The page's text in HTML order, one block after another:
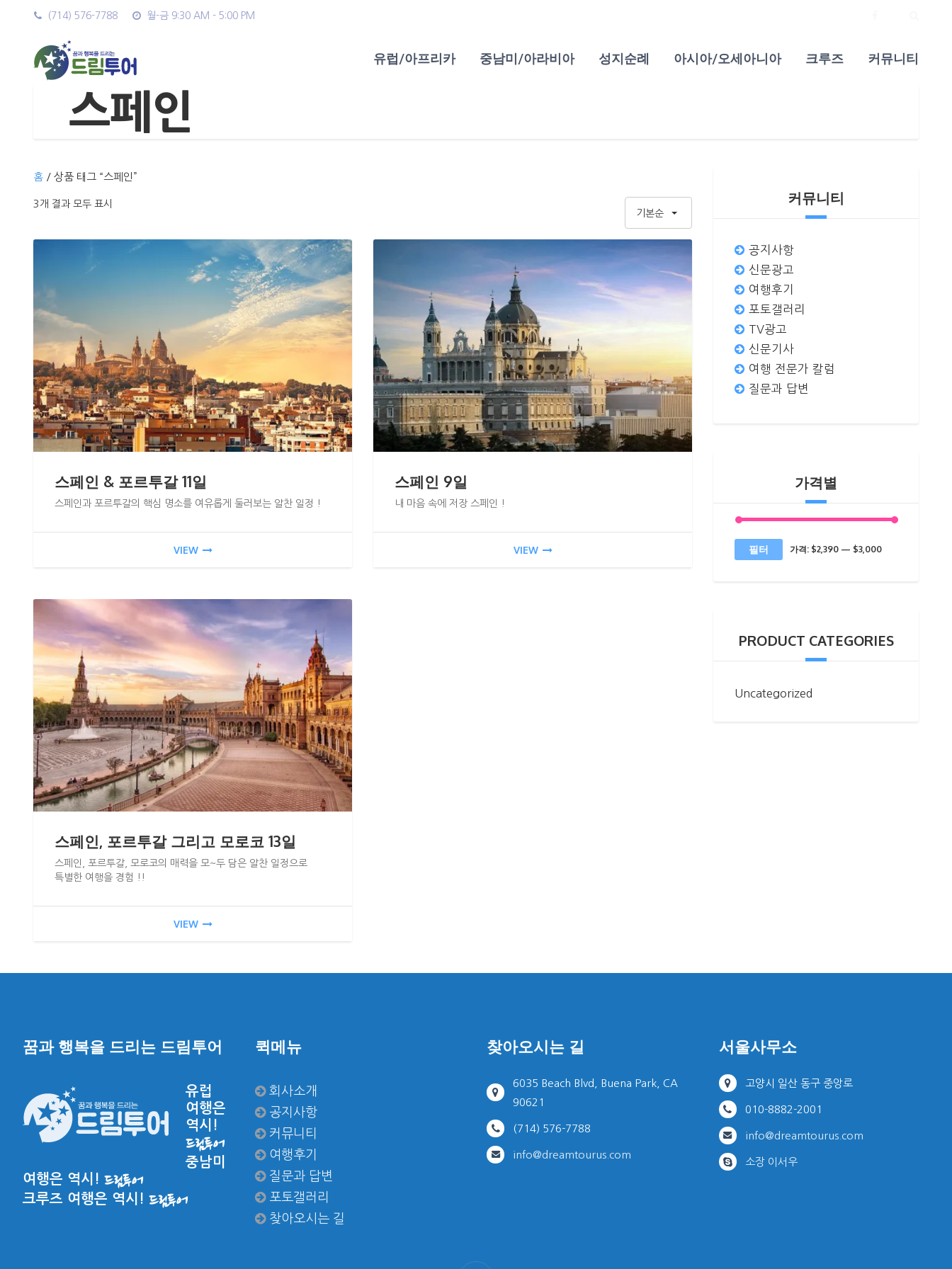
(714) 576-7788 월-금 9:30 AM - 5:00 PM
유럽/아프리카 중남미/아라비아 성지순례 아시아/오세아니아 크루즈 커뮤니티
스페인
홈 / 상품 태그 “스페인”
3개 결과 모두 표시
기본순
스페인 & 포르투갈 11일
스페인과 포르투갈의 핵심 명소를 여유롭게 둘러보는 알찬 일정 !
VIEW
스페인 9일
내 마음 속에 저장 스페인 !
VIEW
스페인, 포르투갈 그리고 모로코 13일
스페인, 포르투갈, 모로코의 매력을 모~두 담은 알찬 일정으로
특별한 여행을 경험 !!
VIEW
커뮤니티
공지사항
신문광고
여행후기
포토갤러리
TV광고
신문기사
여행 전문가 칼럼
질문과 답변
가격별
필터 가격: $2,390 — $3,000
PRODUCT CATEGORIES
Uncategorized
꿈과 행복을 드리는 드림투어
유럽
여행은
역시!
드림투어
중남미
여행은 역시! 드림투어
크루즈 여행은 역시! 드림투어
퀵메뉴
회사소개
공지사항
커뮤니티
여행후기
질문과 답변
포토갤러리
찾아오시는 길
찾아오시는 길
6035 Beach Blvd, Buena Park, CA
90621
(714) 576-7788
info@dreamtourus.com
서울사무소
고양시 일산 동구 중앙로
010-8882-2001
info@dreamtourus.com
소장 이서우